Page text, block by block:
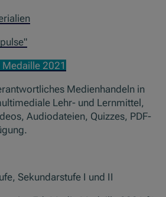
2021
Medienhandeln in
Lehr- und Lernmittel,
Audiodateien, Quizzes, PDF-
Sekundarstufe I und II